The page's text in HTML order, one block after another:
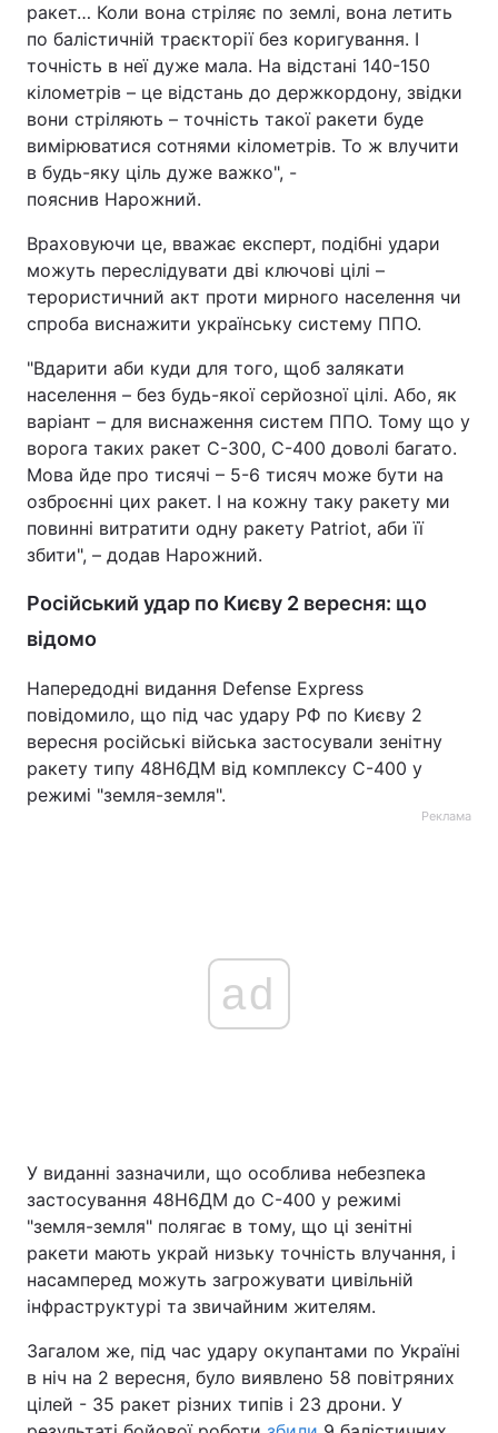
ракет… Коли вона стріляє по землі, вона летить
по балістичній траєкторії без коригування. І
точність в неї дуже мала. На відстані 140-150
кілометрів – це відстань до держкордону, звідки
вони стріляють – точність такої ракети буде
вимірюватися сотнями кілометрів. То ж влучити
в будь-яку ціль дуже важко", -
пояснив Нарожний.
Враховуючи це, вважає експерт, подібні удари
можуть переслідувати дві ключові цілі –
терористичний акт проти мирного населення чи
спроба виснажити українську систему ППО.
"Вдарити аби куди для того, щоб залякати
населення – без будь-якої серйозної цілі. Або, як
варіант – для виснаження систем ППО. Тому що у
ворога таких ракет С-300, С-400 доволі багато.
Мова йде про тисячі – 5-6 тисяч може бути на
озброєнні цих ракет. І на кожну таку ракету ми
повинні витратити одну ракету Patriot, аби її
збити", – додав Нарожний.
Російський удар по Києву 2 вересня: що
відомо
Напередодні видання Defense Express
повідомило, що під час удару РФ по Києву 2
вересня російські війська застосували зенітну
ракету типу 48Н6ДМ від комплексу С-400 у
режимі "земля-земля".
Реклама
ad
У виданні зазначили, що особлива небезпека
застосування 48Н6ДМ до С-400 у режимі
"земля-земля" полягає в тому, що ці зенітні
ракети мають украй низьку точність влучання, і
насамперед можуть загрожувати цивільній
інфраструктурі та звичайним жителям.
Загалом же, під час удару окупантами по Україні
в ніч на 2 вересня, було виявлено 58 повітряних
цілей - 35 ракет різних типів і 23 дрони. У